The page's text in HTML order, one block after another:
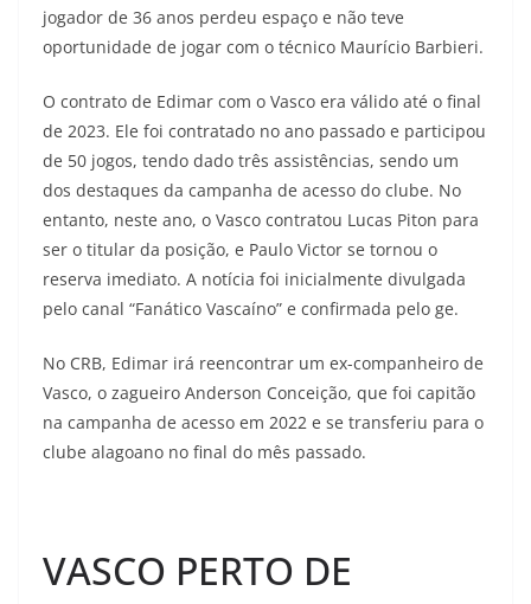
jogador de 36 anos perdeu espaço e não teve
oportunidade de jogar com o técnico Maurício Barbieri.
O contrato de Edimar com o Vasco era válido até o final
de 2023. Ele foi contratado no ano passado e participou
de 50 jogos, tendo dado três assistências, sendo um
dos destaques da campanha de acesso do clube. No
entanto, neste ano, o Vasco contratou Lucas Piton para
ser o titular da posição, e Paulo Victor se tornou o
reserva imediato. A notícia foi inicialmente divulgada
pelo canal “Fanático Vascaíno” e confirmada pelo ge.
No CRB, Edimar irá reencontrar um ex-companheiro de
Vasco, o zagueiro Anderson Conceição, que foi capitão
na campanha de acesso em 2022 e se transferiu para o
clube alagoano no final do mês passado.
VASCO PERTO DE